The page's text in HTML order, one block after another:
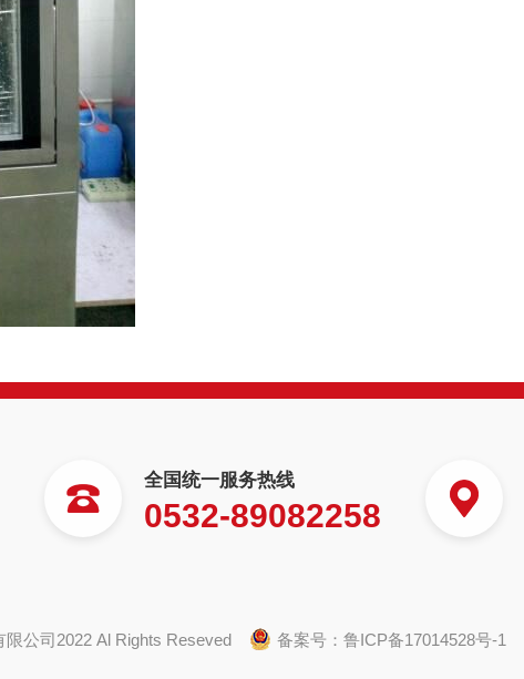
全国统一服务热线
0532-89082258
限公司2022 Al Rights Reseved 备案号：鲁ICP备17014528号-1